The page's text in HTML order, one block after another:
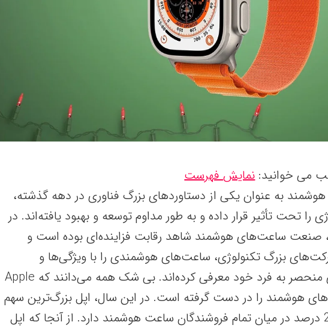
می خوانید: نمایش فهرست
به عنوان یکی از دستاوردهای بزرگ فناوری در دهه گذشته،
را تحت تأثیر قرار داده و به طور مداوم توسعه و بهبود یافته‌اند. در
سال 2024، صنعت ساعت‌های هوشمند شاهد رقابت فزاینده‌ای بوده است و
بزرگ تکنولوژی، ساعت‌های هوشمندی را با ویژگی‌ها و
قابلیت‌های منحصر به فرد خود معرفی کرده‌اند. بی شک همه می‌دانند که Apple
هوشمند را در دست گرفته است. در این سال، اپل بزرگ‌ترین سهم
بازار را با 22 درصد در میان تمام فروشندگان ساعت هوشمند دارد. از آنجا که اپل